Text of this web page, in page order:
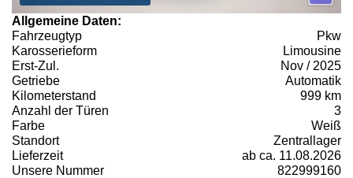
Allgemeine Daten:
Fahrzeugtyp
Pkw
Karosserieform
Limousine
Erst-Zul.
Nov / 2025
Getriebe
Automatik
Kilometerstand
999 km
Anzahl der Türen
3
Farbe
Weiß
Standort
Zentrallager
Lieferzeit
ab ca. 11.08.2026
Unsere Nummer
822999160